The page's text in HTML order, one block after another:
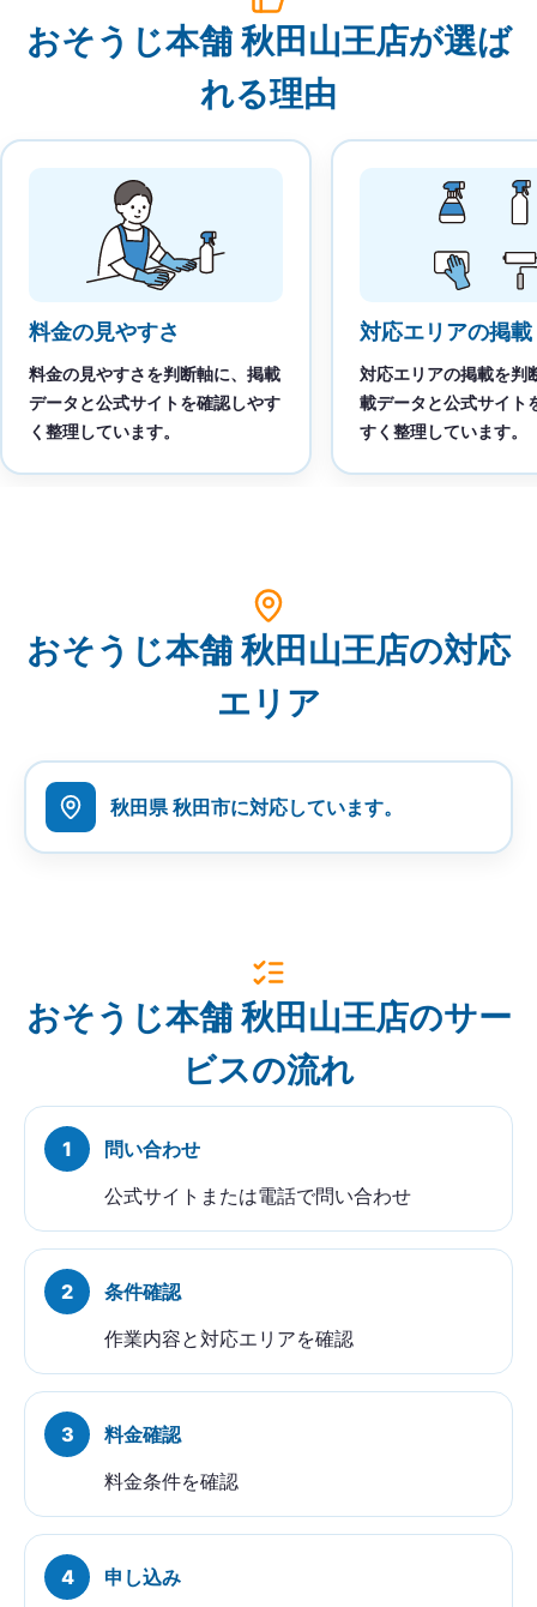
おそうじ本舗 秋田山王店が選ば
れる理由
料金の見やすさ
料金の見やすさを判断軸に、掲載
データと公式サイトを確認しやす
く整理しています。
対応エリアの掲載
対応エリアの掲載を判
載データと公式サイト
すく整理しています。
おそうじ本舗 秋田山王店の対応
エリア
秋田県 秋田市に対応しています。
おそうじ本舗 秋田山王店のサー
ビスの流れ
問い合わせ
公式サイトまたは電話で問い合わせ
条件確認
作業内容と対応エリアを確認
料金確認
料金条件を確認
申し込み